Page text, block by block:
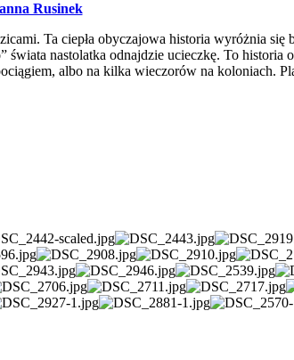
Rusinek
Ta ciepła obyczajowa historia wyróżnia się
nastolatka odnajdzie ucieczkę. To historia o
albo na kilka wieczorów na koloniach.